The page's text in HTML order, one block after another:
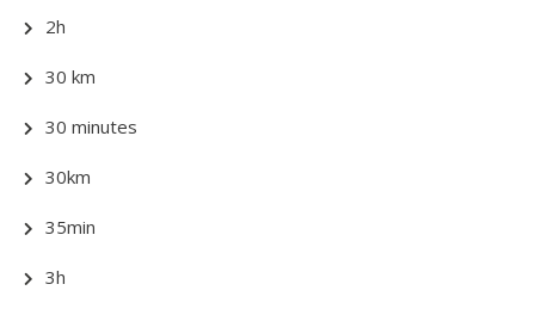
2h
30 km
30 minutes
30km
35min
3h